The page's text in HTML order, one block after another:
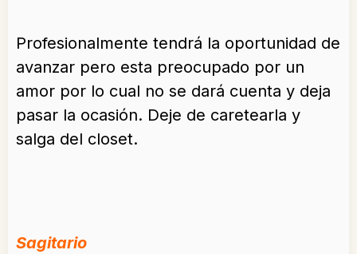
Profesionalmente tendrá la oportunidad de
avanzar pero esta preocupado por un
amor por lo cual no se dará cuenta y deja
pasar la ocasión. Deje de caretearla y
salga del closet.
Sagitario